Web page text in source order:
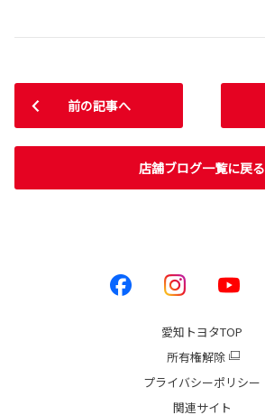
前の記事へ
店舗ブログ一覧に戻る
愛知トヨタTOP
所有権解除
プライバシーポリシー
関連サイト